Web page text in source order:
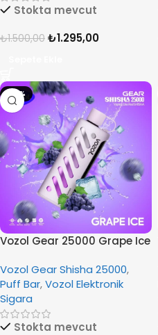
Stokta mevcut
₺1.500,00 ₺1.295,00
-14%
Vozol Gear 25000 Grape Ice
Vozol Gear Shisha 25000,
Puff Bar,Vozol Elektronik
Sigara
Stokta mevcut